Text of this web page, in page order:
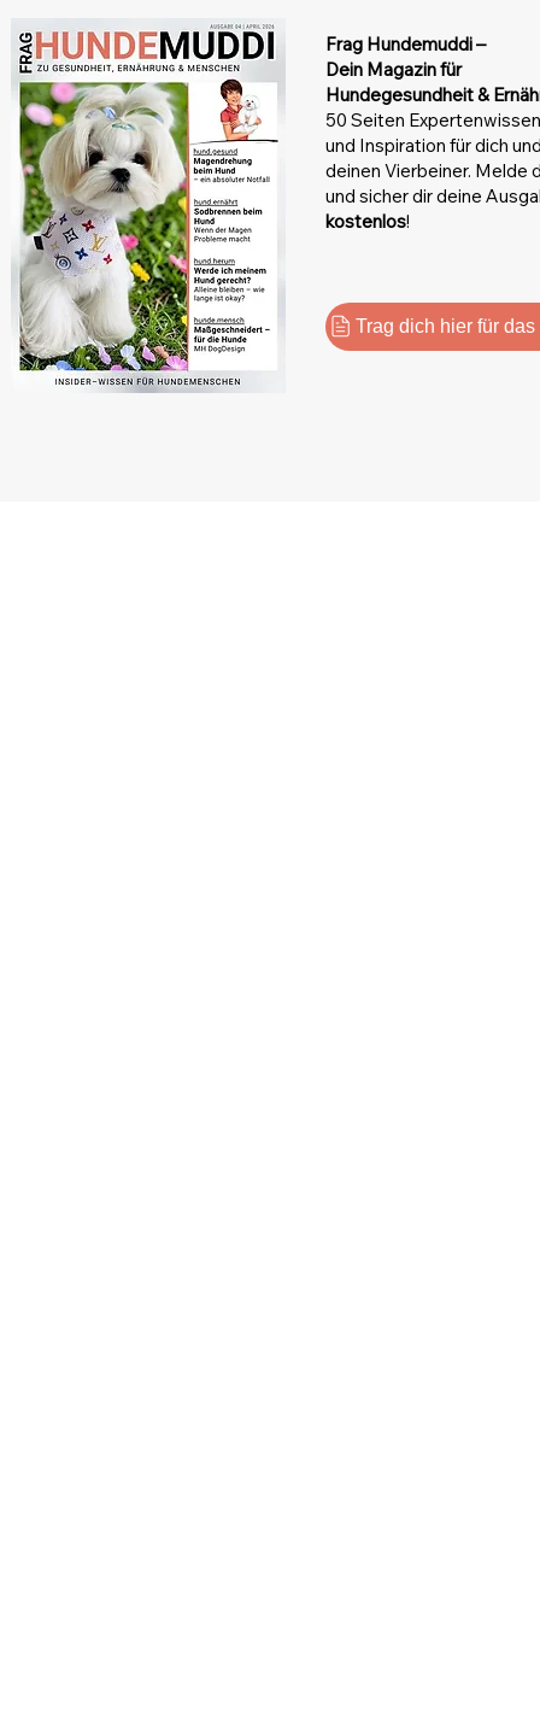
Frag Hundemuddi –
Dein Magazinfür
Hundegesundheit &
50 Seiten
und Inspiration für dich
deinen Vierbeiner. Melde
und sicher dir deine
kostenlos!
Trag dich hier für